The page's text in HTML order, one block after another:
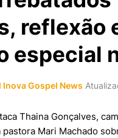
reflexão
especial
Inova Gospel News
Thaina Gonçalves,
pastora Mari Machado